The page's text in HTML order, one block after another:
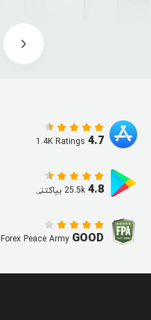
4.7
1.4K Ratings
4.8 25.5k بیاکتنې
GOOD
Forex Peace Army